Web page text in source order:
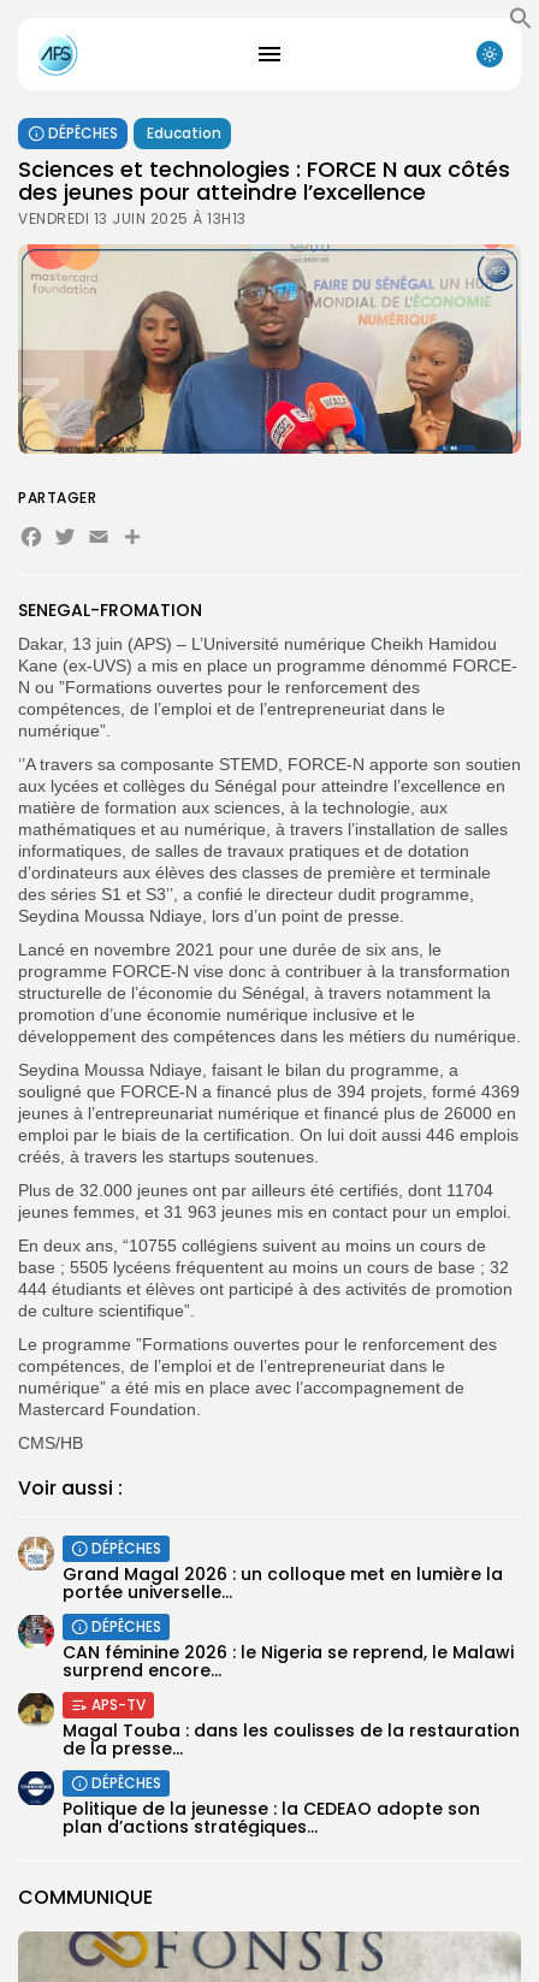
Search
for:
FR
DÉPÊCHES Education
Sciences et technologies : FORCE N aux côtés
des jeunes pour atteindre l’excellence
VENDREDI 13 JUIN 2025 À 13H13
COMMUNIQUE
SENEGAL-FROMATION
Dakar, 13 juin (APS) – L’Université numérique Cheikh Hamidou
Kane (ex-UVS) a mis en place un programme dénommé FORCE-
N ou ”Formations ouvertes pour le renforcement des
compétences, de l’emploi et de l’entrepreneuriat dans le
numérique”.
‘’A travers sa composante STEMD, FORCE-N apporte son soutien
aux lycées et collèges du Sénégal pour atteindre l’excellence en
matière de formation aux sciences, à la technologie, aux
mathématiques et au numérique, à travers l’installation de salles
informatiques, de salles de travaux pratiques et de dotation
d’ordinateurs aux élèves des classes de première et terminale
des séries S1 et S3’’, a confié le directeur dudit programme,
Seydina Moussa Ndiaye, lors d’un point de presse.
Lancé en novembre 2021 pour une durée de six ans, le
programme FORCE-N vise donc à contribuer à la transformation
structurelle de l’économie du Sénégal, à travers notamment la
promotion d’une économie numérique inclusive et le
développement des compétences dans les métiers du numérique.
Seydina Moussa Ndiaye, faisant le bilan du programme, a
souligné que FORCE-N a financé plus de 394 projets, formé 4369
jeunes à l’entrepreunariat numérique et financé plus de 26000 en
emploi par le biais de la certification. On lui doit aussi 446 emplois
créés, à travers les startups soutenues.
Plus de 32.000 jeunes ont par ailleurs été certifiés, dont 11704
jeunes femmes, et 31 963 jeunes mis en contact pour un emploi.
En deux ans, “10755 collégiens suivent au moins un cours de
base ; 5505 lycéens fréquentent au moins un cours de base ; 32
444 étudiants et élèves ont participé à des activités de promotion
de culture scientifique”.
Le programme ”Formations ouvertes pour le renforcement des
compétences, de l’emploi et de l’entrepreneuriat dans le
numérique” a été mis en place avec l’accompagnement de
Mastercard Foundation.
CMS/HB
Voir aussi :
DÉPÊCHES
Grand Magal 2026 : un colloque met en lumière la
portée universelle...
DÉPÊCHES
‎CAN féminine 2026 : le Nigeria se reprend, le Malawi
surprend encore...
APS-TV
Magal Touba : dans les coulisses de la restauration
de la presse...
DÉPÊCHES
Politique de la jeunesse : la CEDEAO adopte son
plan d’actions stratégiques...
PARTAGER
Facebook
Twitter
EmailPartager